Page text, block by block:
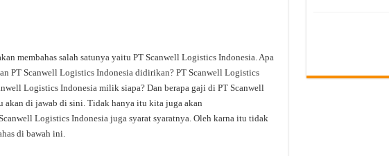
membahas salah satunya yaitu PT Scanwell Logistics Indonesia. Apa
PT Scanwell Logistics Indonesia didirikan? PT Scanwell Logistics
Logistics Indonesia milik siapa? Dan berapa gaji di PT Scanwell
akan di jawab di sini. Tidak hanya itu kita juga akan
Logistics Indonesia juga syarat syaratnya. Oleh karna itu tidak
di bawah ini.